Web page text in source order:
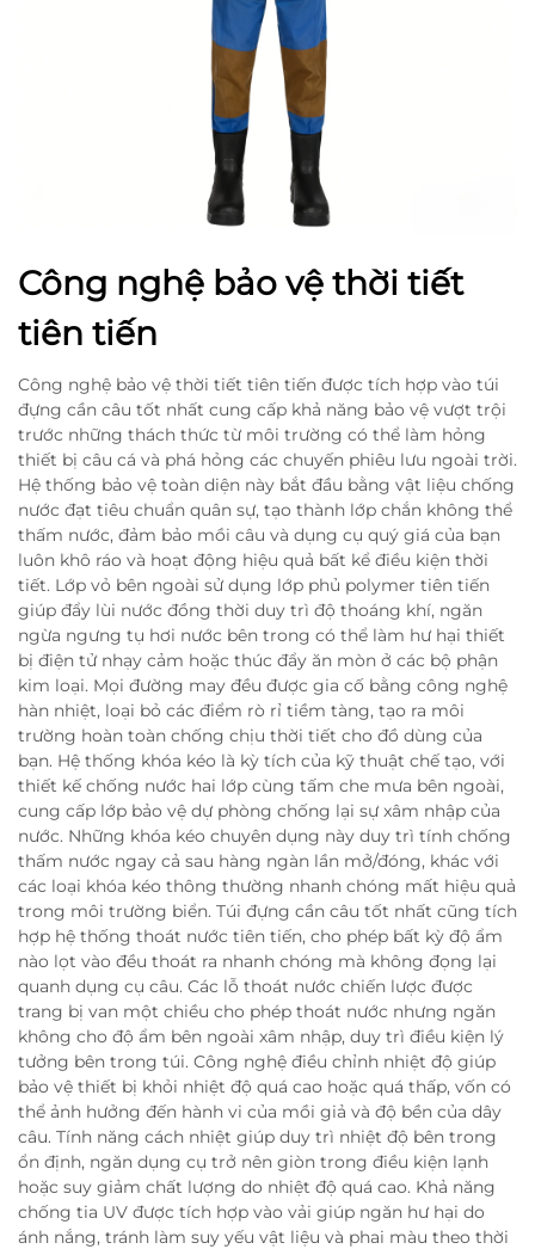
Công nghệ bảo vệ thời tiết
tiên tiến
Công nghệ bảo vệ thời tiết tiên tiến được tích hợp vào túi
đựng cần câu tốt nhất cung cấp khả năng bảo vệ vượt trội
trước những thách thức từ môi trường có thể làm hỏng
thiết bị câu cá và phá hỏng các chuyến phiêu lưu ngoài trời.
Hệ thống bảo vệ toàn diện này bắt đầu bằng vật liệu chống
nước đạt tiêu chuẩn quân sự, tạo thành lớp chắn không thể
thấm nước, đảm bảo mồi câu và dụng cụ quý giá của bạn
luôn khô ráo và hoạt động hiệu quả bất kể điều kiện thời
tiết. Lớp vỏ bên ngoài sử dụng lớp phủ polymer tiên tiến
giúp đẩy lùi nước đồng thời duy trì độ thoáng khí, ngăn
ngừa ngưng tụ hơi nước bên trong có thể làm hư hại thiết
bị điện tử nhạy cảm hoặc thúc đẩy ăn mòn ở các bộ phận
kim loại. Mọi đường may đều được gia cố bằng công nghệ
hàn nhiệt, loại bỏ các điểm rò rỉ tiềm tàng, tạo ra môi
trường hoàn toàn chống chịu thời tiết cho đồ dùng của
bạn. Hệ thống khóa kéo là kỳ tích của kỹ thuật chế tạo, với
thiết kế chống nước hai lớp cùng tấm che mưa bên ngoài,
cung cấp lớp bảo vệ dự phòng chống lại sự xâm nhập của
nước. Những khóa kéo chuyên dụng này duy trì tính chống
thấm nước ngay cả sau hàng ngàn lần mở/đóng, khác với
các loại khóa kéo thông thường nhanh chóng mất hiệu quả
trong môi trường biển. Túi đựng cần câu tốt nhất cũng tích
hợp hệ thống thoát nước tiên tiến, cho phép bất kỳ độ ẩm
nào lọt vào đều thoát ra nhanh chóng mà không đọng lại
quanh dụng cụ câu. Các lỗ thoát nước chiến lược được
trang bị van một chiều cho phép thoát nước nhưng ngăn
không cho độ ẩm bên ngoài xâm nhập, duy trì điều kiện lý
tưởng bên trong túi. Công nghệ điều chỉnh nhiệt độ giúp
bảo vệ thiết bị khỏi nhiệt độ quá cao hoặc quá thấp, vốn có
thể ảnh hưởng đến hành vi của mồi giả và độ bền của dây
câu. Tính năng cách nhiệt giúp duy trì nhiệt độ bên trong
ổn định, ngăn dụng cụ trở nên giòn trong điều kiện lạnh
hoặc suy giảm chất lượng do nhiệt độ quá cao. Khả năng
chống tia UV được tích hợp vào vải giúp ngăn hư hại do
ánh nắng, tránh làm suy yếu vật liệu và phai màu theo thời